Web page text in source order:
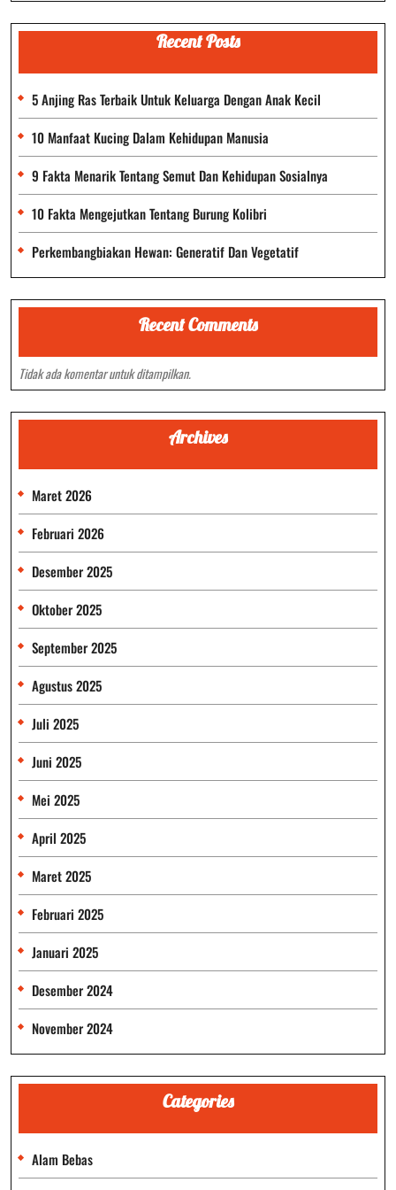
Recent Posts
5 Anjing Ras Terbaik Untuk Keluarga Dengan Anak Kecil
10 Manfaat Kucing Dalam Kehidupan Manusia
9 Fakta Menarik Tentang Semut Dan Kehidupan Sosialnya
10 Fakta Mengejutkan Tentang Burung Kolibri
Perkembangbiakan Hewan: Generatif Dan Vegetatif
Recent Comments
Tidak ada komentar untuk ditampilkan.
Archives
Maret 2026
Februari 2026
Desember 2025
Oktober 2025
September 2025
Agustus 2025
Juli 2025
Juni 2025
Mei 2025
April 2025
Maret 2025
Februari 2025
Januari 2025
Desember 2024
November 2024
Categories
Alam Bebas